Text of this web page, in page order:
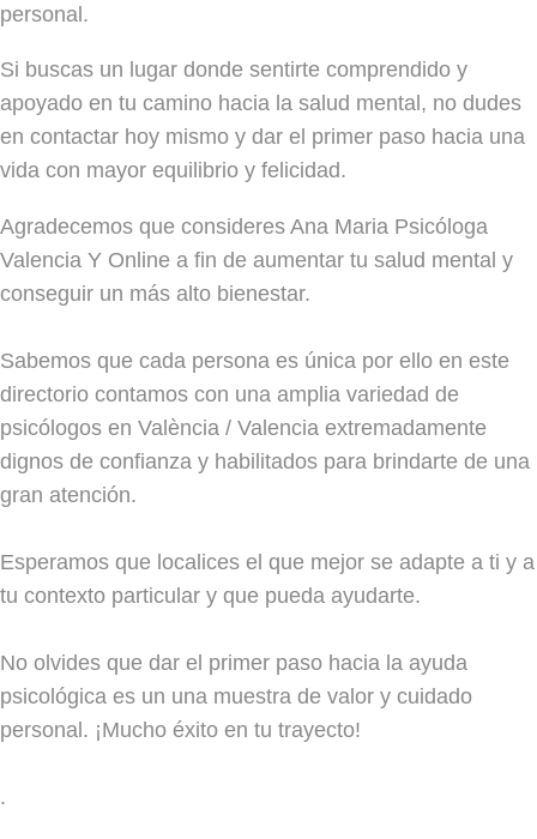
personal.
Si buscas un lugar donde sentirte comprendido y
apoyado en tu camino hacia la salud mental, no dudes
en contactar hoy mismo y dar el primer paso hacia una
vida con mayor equilibrio y felicidad.
Agradecemos que consideres Ana Maria Psicóloga
Valencia Y Online a fin de aumentar tu salud mental y
conseguir un más alto bienestar.
Sabemos que cada persona es única por ello en este
directorio contamos con una amplia variedad de
psicólogos en València / Valencia extremadamente
dignos de confianza y habilitados para brindarte de una
gran atención.
Esperamos que localices el que mejor se adapte a ti y a
tu contexto particular y que pueda ayudarte.
No olvides que dar el primer paso hacia la ayuda
psicológica es un una muestra de valor y cuidado
personal. ¡Mucho éxito en tu trayecto!
.